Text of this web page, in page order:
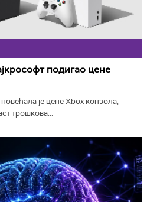
подигао цене
је цене Xbox конзола,
трошкова...